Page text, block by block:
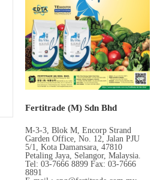
Fertitrade (M) Sdn Bhd
M-3-3, Blok M, Encorp Strand
Garden Office, No. 12, Jalan PJU
5/1, Kota Damansara, 47810
Petaling Jaya, Selangor, Malaysia.
Tel: 03-7666 8899 Fax: 03-7666
8891